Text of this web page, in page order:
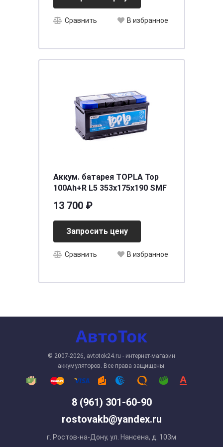
Сравнить В избранное
Аккум. батарея TOPLA Top
100Ah+R L5 353x175x190 SMF
13 700 ₽
Запросить цену
Сравнить В избранное
8 (961) 301-60-90
rostovakb@yandex.ru
г. Ростов-на-Дону, ул. Нансена, д. 103м
© 2007-2026, avtotok24.ru - интернет-магазин
аккумуляторов. Все права защищены.